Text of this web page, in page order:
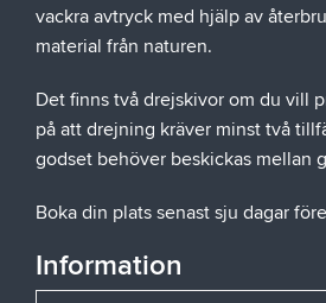
vackra avtryck med hjälp av
material från naturen.
Det finns två drejskivor om du vill
på att drejning kräver minst två
godset behöver beskickas mellan
Boka din plats senast sju dagar
Information